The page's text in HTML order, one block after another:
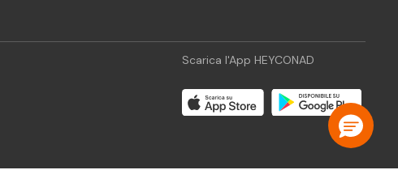
Scarica l'App HEYCONAD